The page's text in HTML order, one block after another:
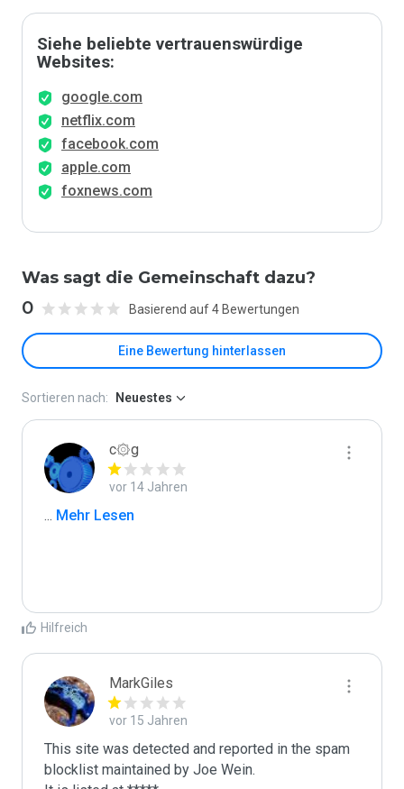
Siehe beliebte vertrauenswürdige
Websites:
google.com
netflix.com
facebook.com
apple.com
foxnews.com
Was sagt die Gemeinschaft dazu?
0 Basierend auf 4 Bewertungen
Eine Bewertung hinterlassen
Sortieren nach: Neuestes
c۞g
vor 14 Jahren
... Mehr Lesen
Hilfreich
MarkGiles
vor 15 Jahren
This site was detected and reported in the spam
blocklist maintained by Joe Wein.